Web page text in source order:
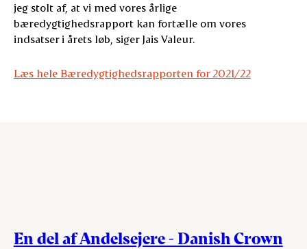
jeg stolt af, at vi med vores årlige
bæredygtighedsrapport kan fortælle om vores
indsatser i årets løb, siger Jais Valeur.
Læs hele Bæredygtighedsrapporten for 2021/22
En del af Andelsejere - Danish Crown